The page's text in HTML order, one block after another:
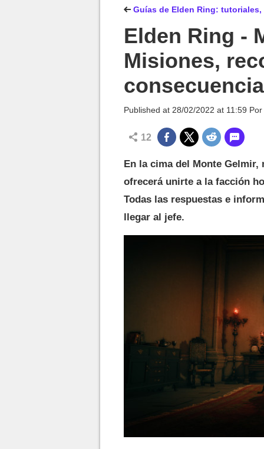
Guías de Elden Ring:
Elden Ring -
Misiones,
Published at 28/02/2022 at 11:59 Por
12
En la cima del Monte
ofrecerá unirte a la facción
Todas las respuestas e
llegar al jefe.